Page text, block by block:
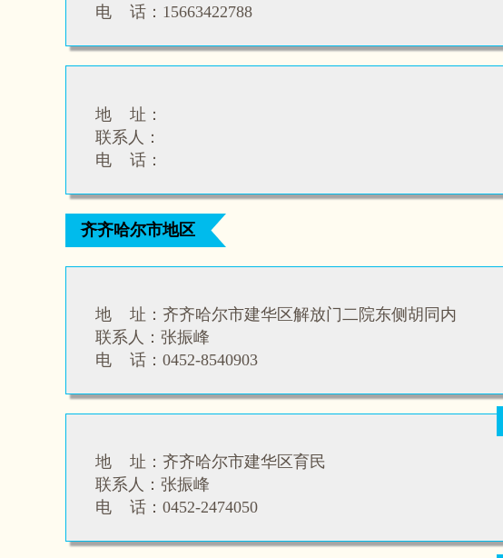
电 话：15663422788
地 址：
联系人：
电 话：
齐齐哈尔市地区
地 址： 齐齐哈尔市建华区解放门二院东侧胡同内
联系人： 张振峰
电 话： 0452-8540903
地 址：齐齐哈尔市建华区育民
联系人： 张振峰
电 话：0452-2474050